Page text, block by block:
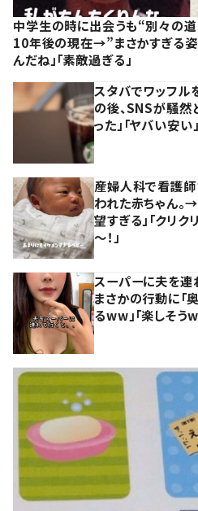
中学生の時に出会うも“別々の
10年後の現在→”まさかすぎる
んだね」「素敵過ぎる」
スタバでワッフル
の後、SNSが騒然
った」「ヤバい安い」
産婦人科で看護師
われた赤ちゃん
望すぎる」「クリ
～！」
スーパーに夫を連
まさかの行動に「
るww」「楽しそう